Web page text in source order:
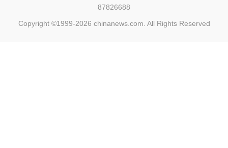
87826688
Copyright ©1999-2026 chinanews.com. All Rights Reserved